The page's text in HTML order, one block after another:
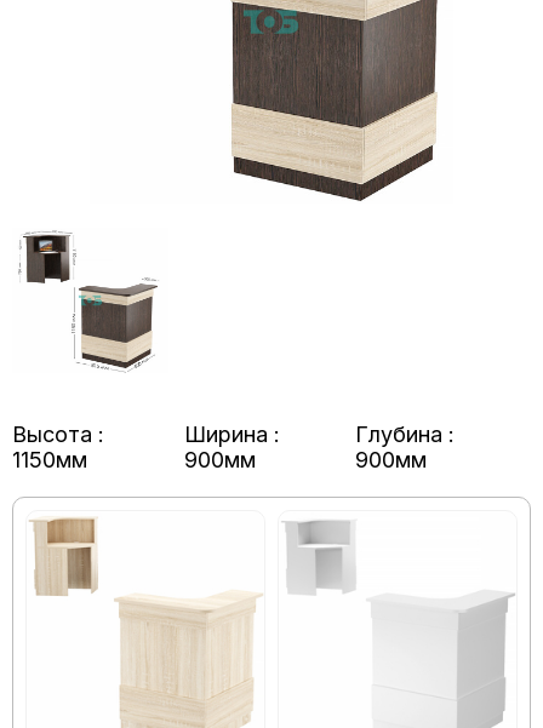
Высота :
1150мм
Ширина :
900мм
Глубина :
900мм